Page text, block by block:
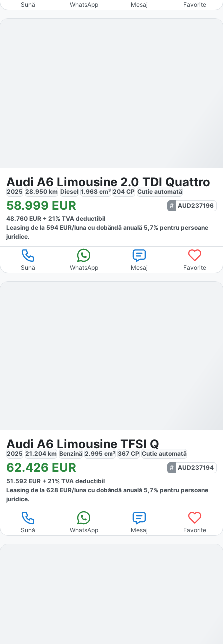
Sună WhatsApp Mesaj Favorite
Audi A6 Limousine 2.0 TDI Quattro
2025 28.950 km Diesel 1.968 cm³ 204 CP Cutie automată
58.999 EUR
AUD237196
48.760 EUR + 21% TVA deductibil
Leasing de la 594 EUR/luna cu dobăndă anuală 5,7% pentru persoane
juridice.
Sună WhatsApp Mesaj Favorite
Audi A6 Limousine TFSI Q
2025 21.204 km Benzină 2.995 cm³ 367 CP Cutie automată
62.426 EUR
AUD237194
51.592 EUR + 21% TVA deductibil
Leasing de la 628 EUR/luna cu dobăndă anuală 5,7% pentru persoane
juridice.
Sună WhatsApp Mesaj Favorite